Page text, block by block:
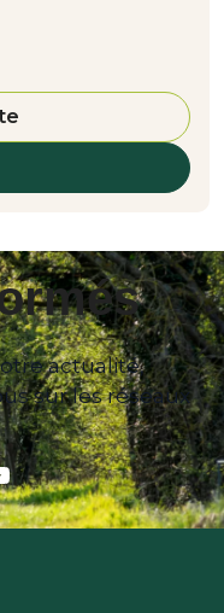
actualité,
sur les réseaux